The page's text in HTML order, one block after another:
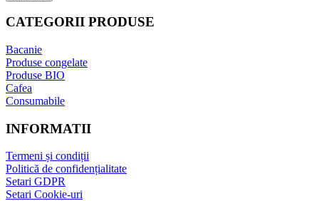
CATEGORII PRODUSE
Bacanie
Produse congelate
Produse BIO
Cafea
Consumabile
INFORMATII
Termeni și condiții
Politică de confidențialitate
Setari GDPR
Setari Cookie-uri